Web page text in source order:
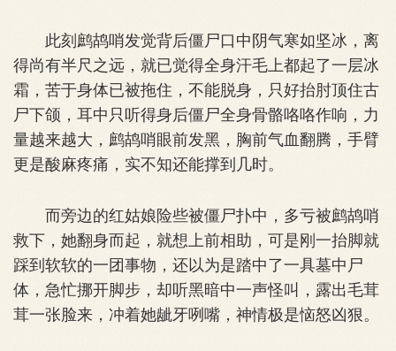
此刻鹧鸪哨发觉背后僵尸口中阴气寒如坚冰，离
得尚有半尺之远，就已觉得全身汗毛上都起了一层冰
霜，苦于身体已被拖住，不能脱身，只好抬肘顶住古
尸下颌，耳中只听得身后僵尸全身骨骼咯咯作响，力
量越来越大，鹧鸪哨眼前发黑，胸前气血翻腾，手臂
更是酸麻疼痛，实不知还能撑到几时。
而旁边的红姑娘险些被僵尸扑中，多亏被鹧鸪哨
救下，她翻身而起，就想上前相助，可是刚一抬脚就
踩到软软的一团事物，还以为是踏中了一具墓中尸
体，急忙挪开脚步，却听黑暗中一声怪叫，露出毛茸
茸一张脸来，冲着她龇牙咧嘴，神情极是恼怒凶狠。